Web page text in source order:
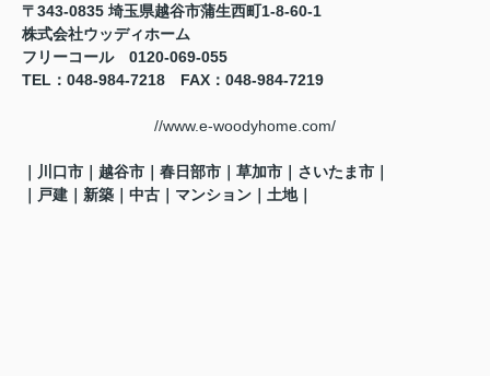
〒343-0835 埼玉県越谷市蒲生西町1-8-60-1
株式会社ウッディホーム
フリーコール 0120-069-055
TEL ：048-984-7218 FAX ：048-984-7219
//www.e-woodyhome.com/
｜川口市｜越谷市｜春日部市｜草加市｜さいたま市｜
｜戸建｜新築｜中古｜マンション｜土地｜